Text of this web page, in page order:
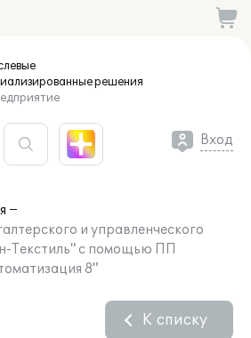
решения
Вход
и управленческого
Текстиль" с помощью ПП
8"
К списку